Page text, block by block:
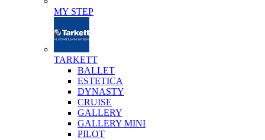
MY STEP
TARKETT
BALLET
ESTETICA
DYNASTY
CRUISE
GALLERY
GALLERY MINI
PILOT